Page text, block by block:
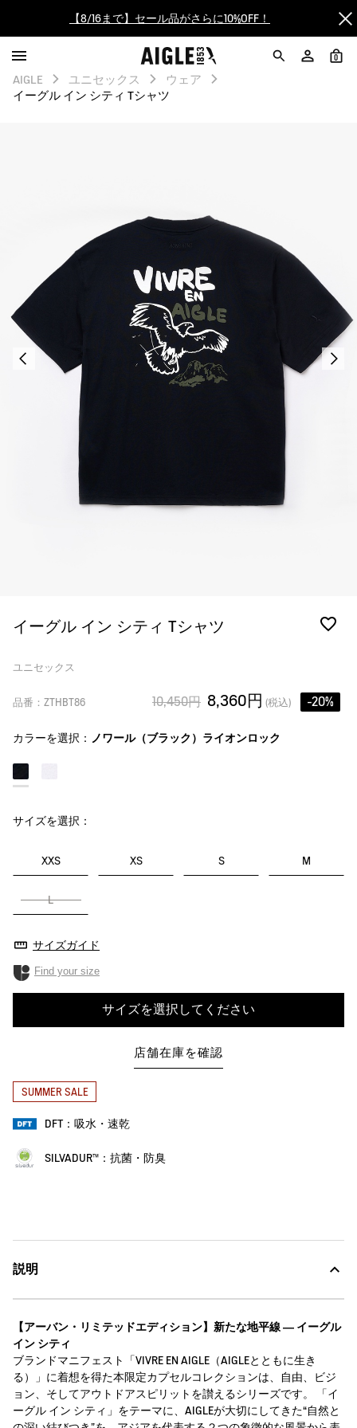
【最大50%OFF】FINAL SALEがスタート！
ログイン/会員登録で送料＆返品無料
AIGLE CLUB ポイントサービス終了のお知らせ
AIGLE CLUB ポイントサービス終了のお知らせ
0
AIGLE ユニセックス
ウェア
イーグル イン シティ Tシャツ
イーグル イン シティ Tシャツ
ユニセックス
品番：ZTHBT86 10,450円 8,360円 (税込) -20%
カラーを選択： ノワール（ブラック）ライオンロック
サイズを選択：
XXS XS S M
L
サイズガイド
Find your size
サイズを選択してください
店舗在庫を確認
SUMMER SALE
DFT：吸水・速乾
SILVADUR™：抗菌・防臭
説明
【アーバン・リミテッドエディション】新たな地平線 ― イーグル
イン シティ
ブランドマニフェスト「VIVRE EN AIGLE（AIGLEとともに生き
る）」に着想を得た本限定カプセルコレクションは、自由、ビジ
ョン、そしてアウトドアスピリットを讃えるシリーズです。 「イ
ーグル イン シティ」をテーマに、AIGLEが大切にしてきた“自然と